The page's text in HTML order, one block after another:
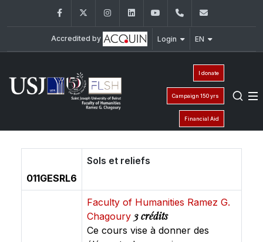
FacebookTwitter InstagramLinkedInYouTube+961 (1) 421 000
Accredited by Login EN
I donate
Campaign 150 yrs
Financial Aid
011GESRL6
Sols et reliefs
Faculty of Humanities Ramez G.
Chagoury 3 crédits
Ce cours vise à donner des